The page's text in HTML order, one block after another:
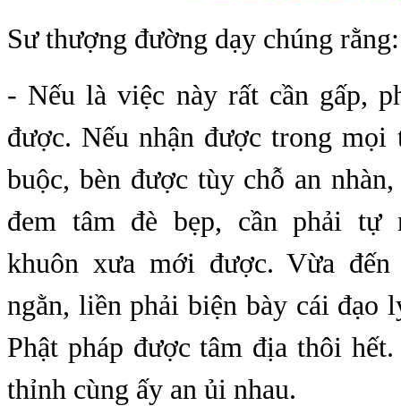
Sư thượng đường dạy chúng rằng:
- Nếu là việc này rất cần gấp,
được. Nếu nhận được trong
buộc, bèn được tùy chỗ an
đem tâm đè bẹp, cần phải tự
khuôn xưa mới được. Vừa đến
ngằn, liền phải biện bày cái đạo
Phật pháp được tâm địa thôi
thỉnh cùng ấy an ủi nhau.